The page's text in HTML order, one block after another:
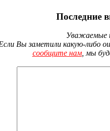
Последние
Уважаемые
Вы заметили какую-либо
сообщите нам, мы